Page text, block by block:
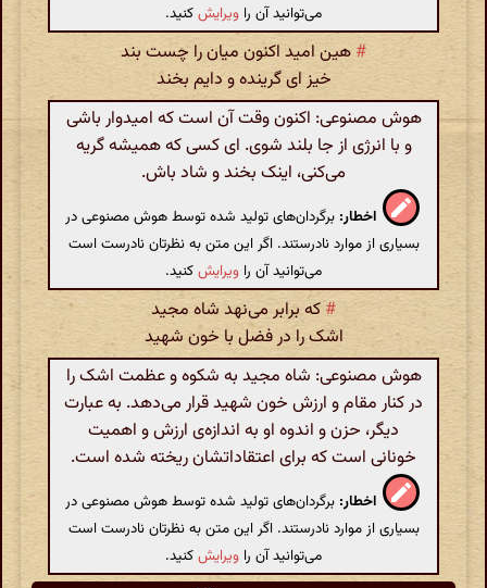
می‌توانید آن را ویرایشکنید.
# هین امید اکنون میان را چست بند
خیز ای گرینده و دایم بخند
هوش مصنوعی: اکنون وقت آن است که امیدوار باشی
و با انرژی از جا بلند شوی. ای کسی که همیشه گریه
می‌کنی، اینک بخند و شاد باش.
اخطار: برگردان‌های تولید شده توسط هوش مصنوعی در
بسیاری از موارد نادرستند. اگر این متن به نظرتان نادرست است
می‌توانید آن را ویرایشکنید.
#که برابر می‌نهد شاه مجید
اشک را در فضل با خون شهید
هوش مصنوعی: شاه مجید به شکوه و عظمت اشک را
در کنار مقام و ارزش خون شهید قرار می‌دهد. به عبارت
دیگر، حزن و اندوه او به اندازه‌ی ارزش و اهمیت
خونانی است که برای اعتقاداتشان ریخته شده است.
اخطار: برگردان‌های تولید شده توسط هوش مصنوعی در
بسیاری از موارد نادرستند. اگر این متن به نظرتان نادرست است
می‌توانید آن را ویرایشکنید.